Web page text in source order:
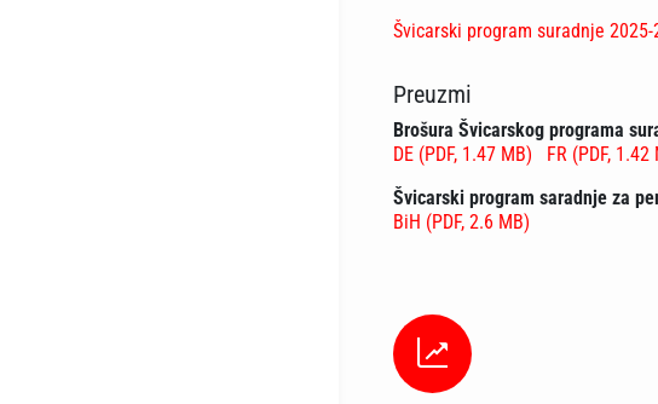
Švicarski program suradnje 2025-
Preuzmi
Brošura Švicarskog programa
DE (PDF, 1.47 MB)
FR (PDF, 1.42
Švicarski program saradnje za
BiH (PDF, 2.6 MB)